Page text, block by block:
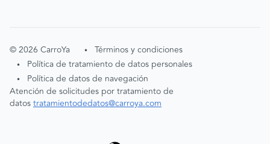
©2026 CarroYa • Términos y condiciones
• Política de tratamiento de datos personales
•
Política de datos de navegación
Atención de solicitudes por tratamiento de
datostratamientodedatos@carroya.com